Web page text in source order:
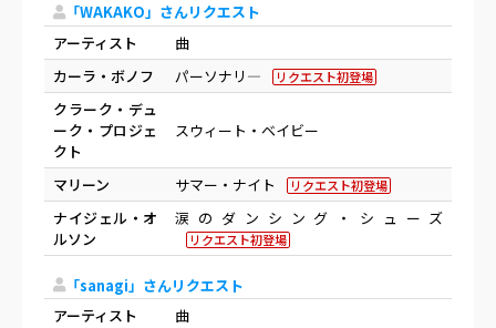
「WAKAKO」さんリクエスト
アーティスト
曲
カーラ・ボノフ
パーソナリ― リクエスト初登場
クラーク・デュ
ーク・プロジェ
クト
スウィート・ベイビー
マリーン サマー・ナイト リクエスト初登場
ナイジェル・オ
ルソン
涙のダンシング・シューズ
リクエスト初登場
「sanagi」さんリクエスト
アーティスト
曲